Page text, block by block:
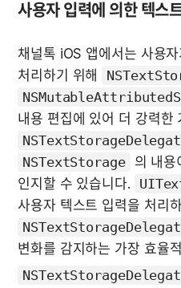
사용자 입력에 의한 텍스
채널톡 iOS 앱에서는 사용
처리하기 위해
NSTextStorage
의 내용
인지할 수 있습니다.
변화를 감지하는 가장 효율